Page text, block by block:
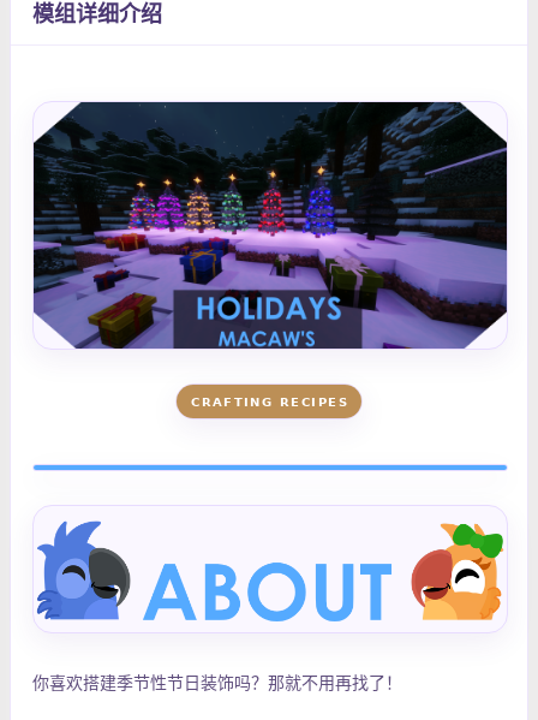
模组详细介绍
你喜欢搭建季节性节日装饰吗？那就不用再找了！